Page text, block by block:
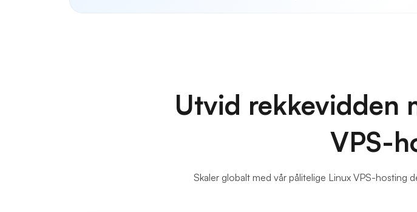
Utvid rekkevidden
VPS-
Skaler globalt med vår pålitelige Linux VPS-hosting